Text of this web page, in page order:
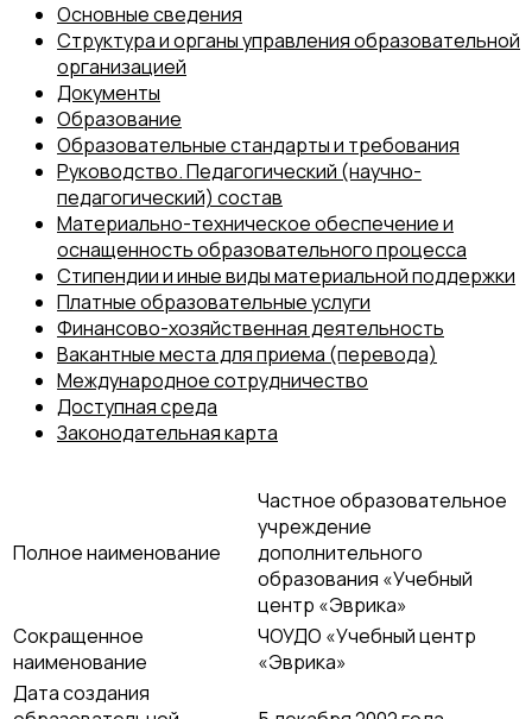
Основные сведения
Структура и органы управления образовательной
организацией
Документы
Образование
Образовательные стандарты и требования
Руководство. Педагогический (научно-
педагогический) состав
Материально-техническое обеспечение и
оснащенность образовательного процесса
Стипендии и иные виды материальной поддержки
Платные образовательные услуги
Финансово-хозяйственная деятельность
Вакантные места для приема (перевода)
Международное сотрудничество
Доступная среда
Законодательная карта
Полное наименование
Частное образовательное
учреждение
дополнительного
образования «Учебный
центр «Эврика»
Сокращенное
наименование
ЧОУДО «Учебный центр
«Эврика»
Дата создания